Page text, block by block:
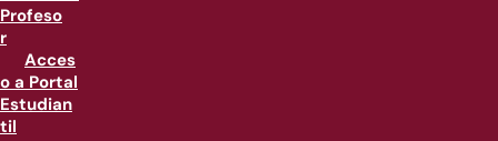
Profeso
r
Acces
o a Portal
Estudian
til